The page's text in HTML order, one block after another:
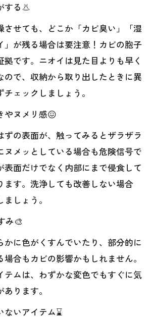
する👃
させても、どこか「カビ臭い」「湿
」が残る場合は要注意！カビの胞子
拠です。ニオイは見た目よりも早く
ので、収納から取り出したときに異
ェックしましょう。
やヌメリ感😖
ずの表面が、触ってみるとザラザラ
ヌメッとしている場合も危険信号で
表面だけでなく内部にまで侵食して
ます。洗浄しても改善しない場合
しょう。
み🎨
かに色がくすんでいたり、部分的に
合もカビの影響かもしれません。
テムは、わずかな変色でもすぐに気
ります。
ないアイテム⌛